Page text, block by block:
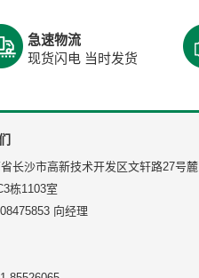
急速物流
现货闪电 当时发货
长沙市高新技术开发区文轩路27号麓
栋1103室
向经理